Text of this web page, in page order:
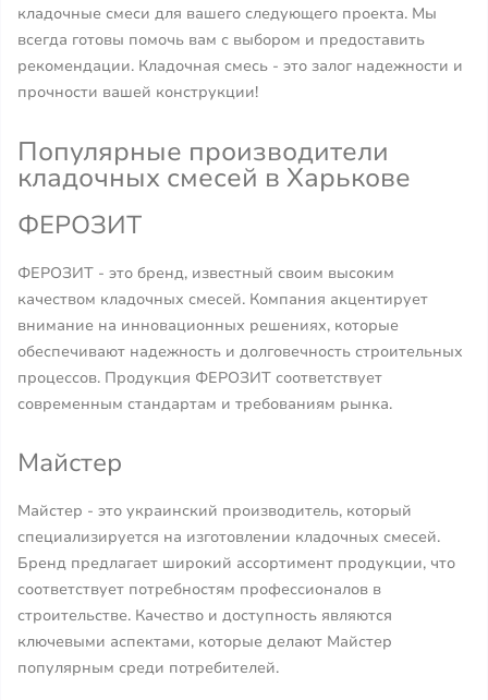
кладочные смеси для вашего следующего проекта. Мы
всегда готовы помочь вам с выбором и предоставить
рекомендации. Кладочная смесь - это залог надежности и
прочности вашей конструкции!
Популярные производители
кладочных смесей в Харькове
ФЕРОЗИТ
ФЕРОЗИТ - это бренд, известный своим высоким
качеством кладочных смесей. Компания акцентирует
внимание на инновационных решениях, которые
обеспечивают надежность и долговечность строительных
процессов. Продукция ФЕРОЗИТ соответствует
современным стандартам и требованиям рынка.
Майстер
Майстер - это украинский производитель, который
специализируется на изготовлении кладочных смесей.
Бренд предлагает широкий ассортимент продукции, что
соответствует потребностям профессионалов в
строительстве. Качество и доступность являются
ключевыми аспектами, которые делают Майстер
популярным среди потребителей.